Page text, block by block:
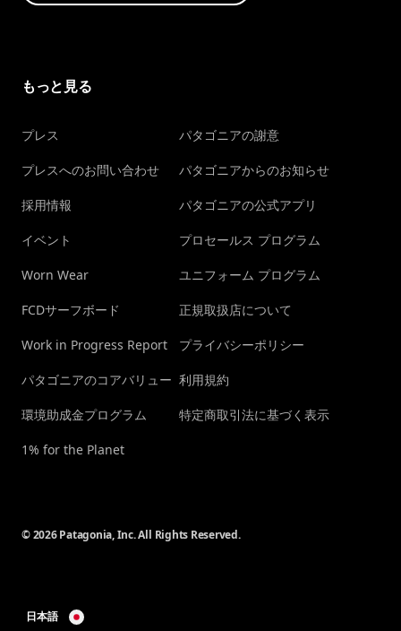
もっと見る
プレス
プレスへのお問い合わせ
採用情報
イベント
Worn Wear
FCDサーフボード
Work in Progress Report
パタゴニアのコアバリュー
環境助成金プログラム
1% for the Planet
パタゴニアの謝意
パタゴニアからのお知らせ
パタゴニアの公式アプリ
プロセールス プログラム
ユニフォーム プログラム
正規取扱店について
プライバシーポリシー
利用規約
特定商取引法に基づく表示
© 2026 Patagonia, Inc. All Rights Reserved.
日本語